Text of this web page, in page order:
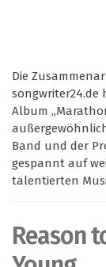
Die
songwriter24.de
Album
Band und der
gespannt auf
talentierten
Reason